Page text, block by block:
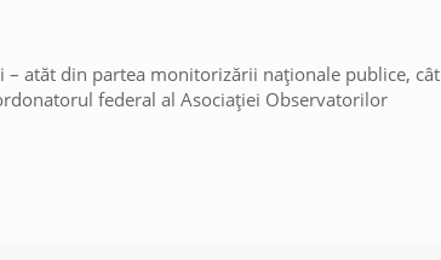
atăt din partea monitorizării naționale publice, cât
federal al Asociației Observatorilor